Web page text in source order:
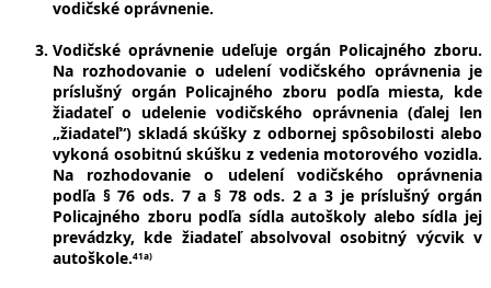
vodičské oprávnenie.
Vodičské oprávnenie udeľuje orgán Policajného zboru.
Na rozhodovanie o udelení vodičského oprávnenia je
príslušný orgán Policajného zboru podľa miesta, kde
žiadateľ o udelenie vodičského oprávnenia (ďalej len
„žiadateľ“) skladá skúšky z odbornej spôsobilosti alebo
vykoná osobitnú skúšku z vedenia motorového vozidla.
Na rozhodovanie o udelení vodičského oprávnenia
podľa § 76 ods. 7 a § 78 ods. 2 a 3 je príslušný orgán
Policajného zboru podľa sídla autoškoly alebo sídla jej
prevádzky, kde žiadateľ absolvoval osobitný výcvik v
autoškole.41a)